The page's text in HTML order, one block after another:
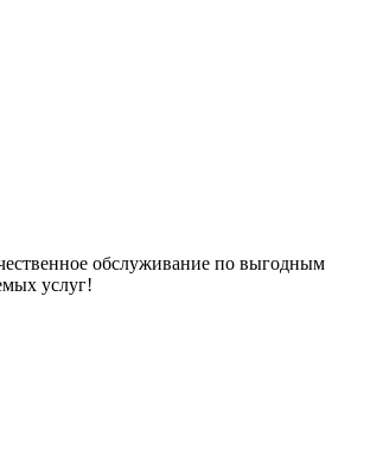
обслуживание по выгодным
услуг!